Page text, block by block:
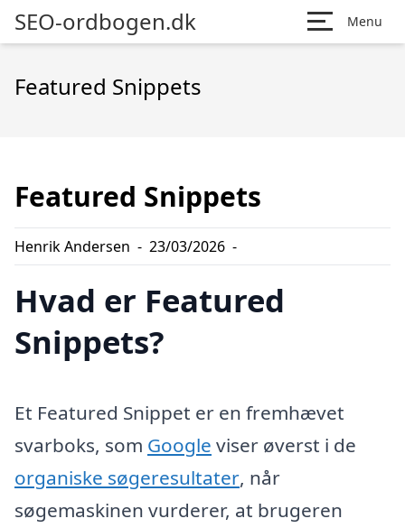
SEO-ordbogen.dk Menu
Featured Snippets
Featured Snippets
Henrik Andersen - 23/03/2026 -
Hvad er Featured
Snippets?
Et Featured Snippet er en fremhævet
svarboks, som Google viser øverst i de
organiske søgeresultater, når
søgemaskinen vurderer, at brugeren